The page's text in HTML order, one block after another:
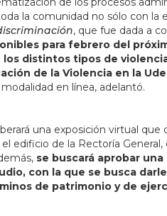
la comunidad no sólo con la
, que fue dada a
para febrero del
distintos tipos de
de la Violencia en la
en línea, adelantó.
una exposición virtual
edificio de la Rectoría
se buscará aprobar
con la que se busca
de patrimonio y de